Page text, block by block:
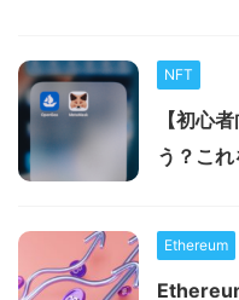
NFT
【初心
う？これ
Ethereum